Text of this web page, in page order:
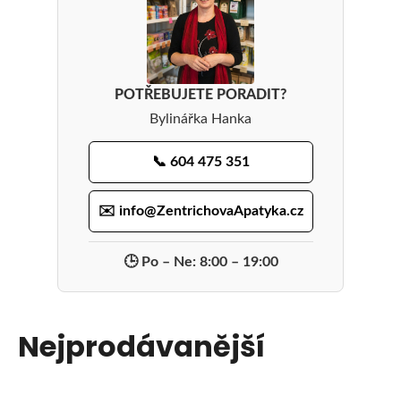
POTŘEBUJETE PORADIT?
Bylinářka Hanka
📞 604 475 351
✉️ info@ZentrichovaApatyka.cz
🕒 Po – Ne: 8:00 – 19:00
Nejprodávanější